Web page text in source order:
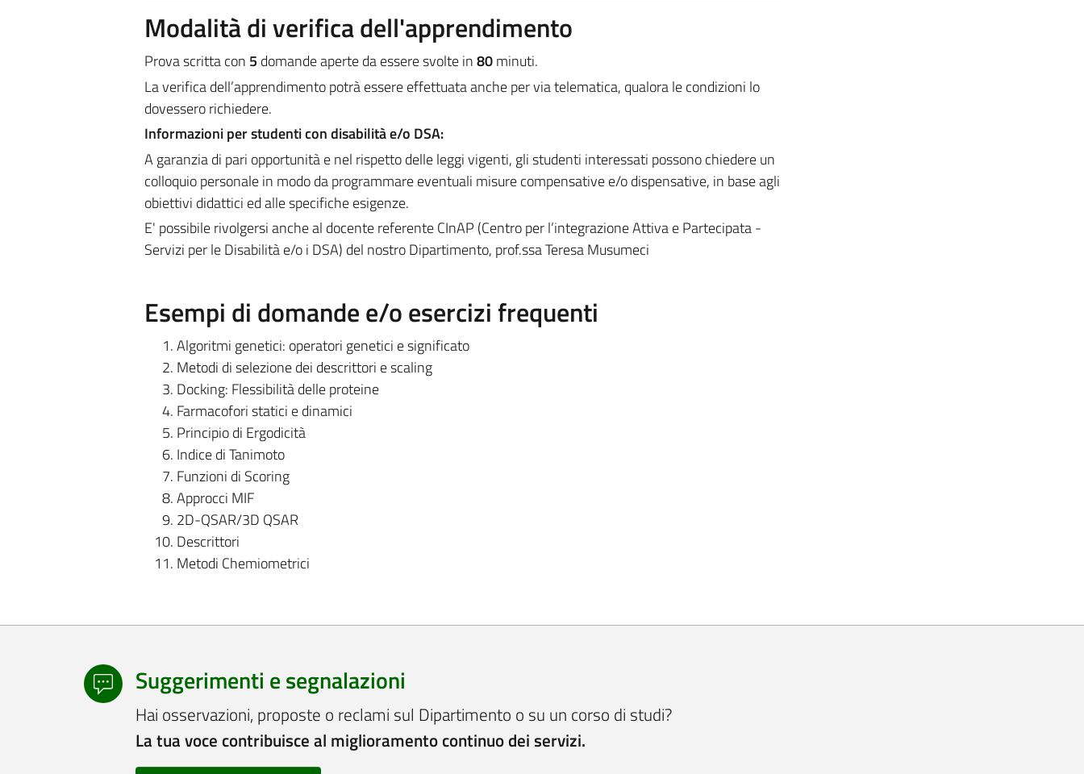
Modalità di verifica dell'apprendimento
Prova scritta con 5 domande aperte da essere svolte in80minuti.
La verifica dell’apprendimento potrà essere effettuata anche per via telematica, qualora le condizioni lo
dovessero richiedere.
Informazioni per studenti con disabilità e/o DSA:
A garanzia di pari opportunità e nel rispetto delle leggi vigenti, gli studenti interessati possono chiedere un
colloquio personale in modo da programmare eventuali misure compensative e/o dispensative, in base agli
obiettivi didattici ed alle specifiche esigenze.
E' possibile rivolgersi anche al docente referente CInAP (Centro per l’integrazione Attiva e Partecipata -
Servizi per le Disabilità e/o i DSA) del nostro Dipartimento, prof.ssa Teresa Musumeci
Esempi di domande e/o esercizi frequenti
Algoritmi genetici: operatori genetici e significato
Metodi di selezione dei descrittori e scaling
Docking: Flessibilità delle proteine
Farmacofori statici e dinamici
Principio di Ergodicità
Indice di Tanimoto
Funzioni di Scoring
Approcci MIF
2D-QSAR/3D QSAR
Descrittori
Metodi Chemiometrici
Suggerimenti e segnalazioni
Hai osservazioni, proposte o reclami sul Dipartimento o su un corso di studi?
La tua voce contribuisce al miglioramento continuo dei servizi.